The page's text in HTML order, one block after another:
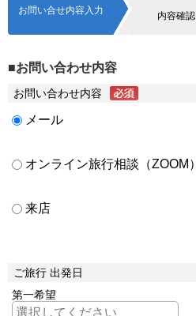
お問い合せ内容入力
内容確認
■お問い合わせ内容
お問い合わせ内容
メール
オンライン旅行相談（ZOOM）
来店
ご旅行 出発日
第一希望